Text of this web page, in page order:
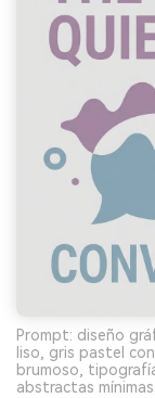
Prompt: diseño
liso, gris pastel
brumoso,
abstractas